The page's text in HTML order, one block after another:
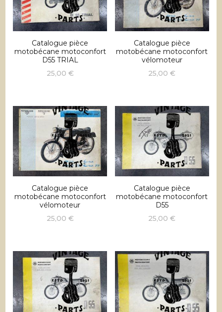
Catalogue pièce
motobécane motoconfort
D55 TRIAL
25,00 €
Catalogue pièce
motobécane motoconfort
vélomoteur
25,00€
Catalogue pièce
motobécane motoconfort
vélomoteur
25,00 €
Catalogue pièce
motobécane motoconfort
D55
25,00€